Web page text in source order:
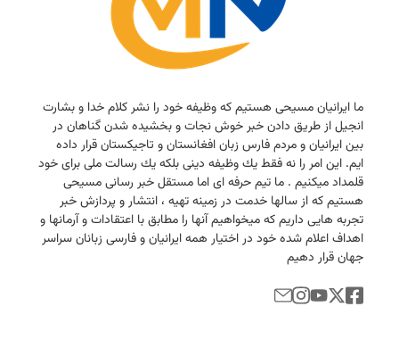
ما ایرانیان مسیحی هستیم كه وظیفه خود را نشر كلام خدا و بشارت
انجیل از طریق دادن خبر خوش نجات و بخشیده شدن گناهان در
بین ایرانیان و مردم فارس زبان افغانستان و تاجیكستان قرار داده
ایم. این امر را نه فقط یك وظیفه دینی بلكه یك رسالت ملی برای خود
قلمداد میكنیم . ما تیم حرفه ای اما مستقل خبر رسانی مسیحی
هستیم كه از سالها خدمت در زمینه تهیه ، انتشار و پردازش خبر
تجربه هایی داریم كه میخواهیم آنها را مطابق با اعتقادات و آرمانها و
اهداف اعلام شده خود در اختیار همه ایرانیان و فارسی زبانان سراسر
جهان قرار دهیم